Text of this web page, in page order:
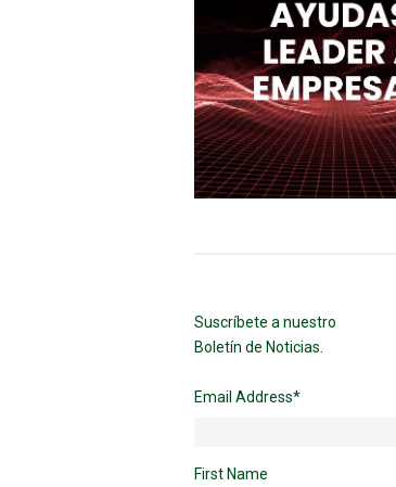
Suscríbete a nuestro
Boletín de Noticias.
Email Address*
First Name